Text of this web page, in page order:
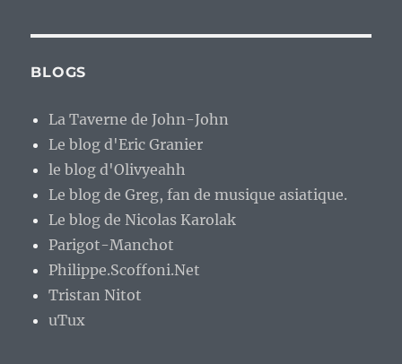
BLOGS
La Taverne de John-John
Le blog d'Eric Granier
le blog d'Olivyeahh
Le blog de Greg, fan de musique asiatique.
Le blog de Nicolas Karolak
Parigot-Manchot
Philippe.Scoffoni.Net
Tristan Nitot
uTux